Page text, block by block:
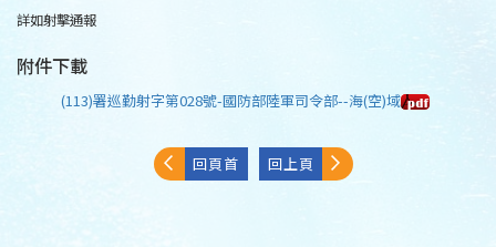
詳如射擊通報
附件下載
(113)署巡勤射字第028號-國防部陸軍司令部--海(空)域
回頁首 回上頁